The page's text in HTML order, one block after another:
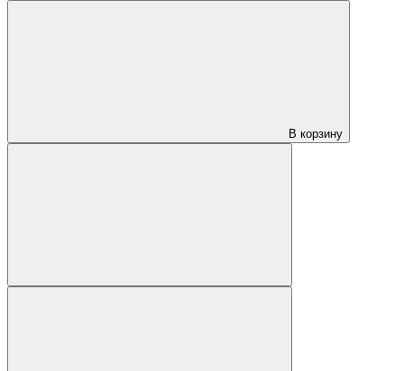
В корзину